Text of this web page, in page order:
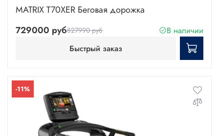
MATRIX T70XER Беговая дорожка
729000 руб827990 руб
В наличии
Быстрый заказ
-11%